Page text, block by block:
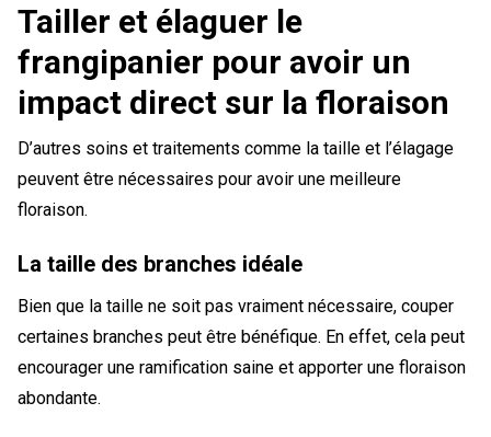
Tailler et élaguer le
frangipanier pour avoir un
impact direct sur la floraison
D’autres soins et traitements comme la taille et l’élagage
peuvent être nécessaires pour avoir une meilleure
floraison.
La taille des branches idéale
Bien que la taille ne soit pas vraiment nécessaire, couper
certaines branches peut être bénéfique. En effet, cela peut
encourager une ramification saine et apporter une floraison
abondante.